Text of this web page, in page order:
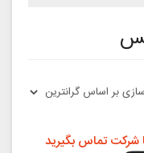
شرکت تماس بگیرید